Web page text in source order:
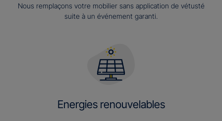
Nous remplaçons votre mobilier sans application de vétusté
suite à un événement garanti.
Energies renouvelables